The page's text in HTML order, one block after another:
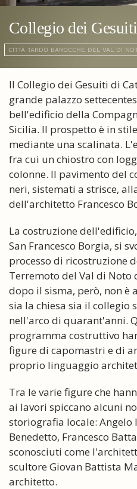
Collegio dei Gesuiti
CITTÀ TARDO BAROCCHE DEL VAL DI
Il Collegio dei Gesuiti di
grande palazzo
bell'edificio della
Sicilia. Il prospetto è in
mediante una scalinata.
fra cui un chiostro con
colonne. Il pavimento del
neri, sistemati a strisce,
dell'architetto Francesco
La costruzione
San Francesco Borgia, si
processo di ricostruzione
Terremoto del Val di Noto
dopo il sisma, però, non è
sia la chiesa sia il collegio
nell'arco di quarant'anni.
programma costruttivo
figure di capomastri e di
proprio linguaggio
Tra le varie figure che
ai lavori spiccano alcuni
storiografia locale: Angelo
Benedetto, Francesco
sconosciuti come
scultore Giovan Battista
architetto.